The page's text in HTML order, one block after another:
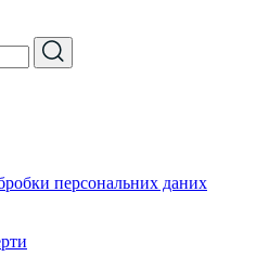
персональних даних